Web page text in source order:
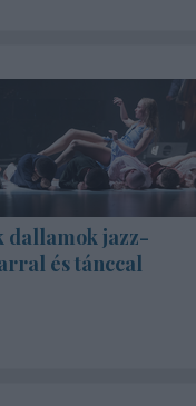
dallamok jazz-
és tánccal